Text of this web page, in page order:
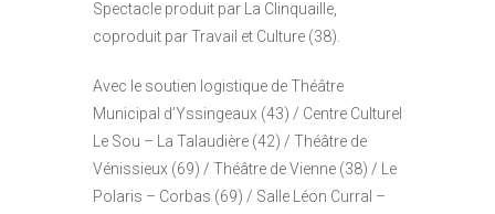
Spectacle produit par La Clinquaille,
coproduit par Travail et Culture (38).
Avec le soutien logistique de Théâtre
Municipal d’Yssingeaux (43) / Centre Culturel
Le Sou – La Talaudière (42) / Théâtre de
Vénissieux (69) / Théâtre de Vienne (38) / Le
Polaris – Corbas (69) / Salle Léon Curral –